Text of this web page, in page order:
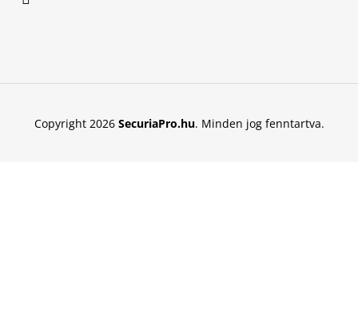
Copyright 2026 SecuriaPro.hu. Minden jog fenntartva.